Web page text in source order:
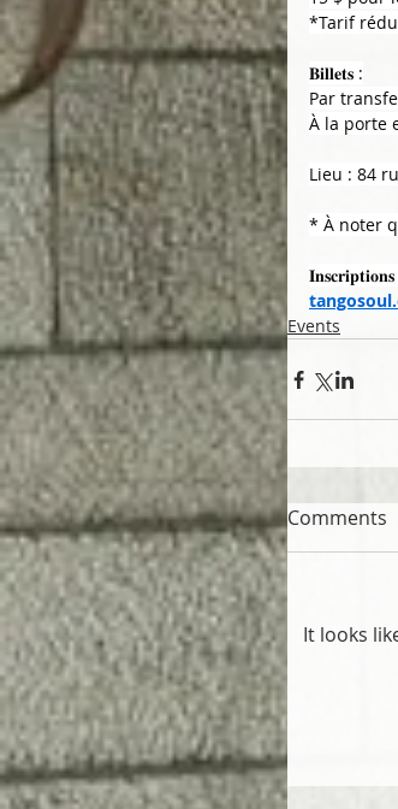
*Tarif
𝐁𝐢𝐥𝐥𝐞𝐭𝐬 :
Par
À la porte
Lieu : 84
* À noter
Events
Comments
It looks